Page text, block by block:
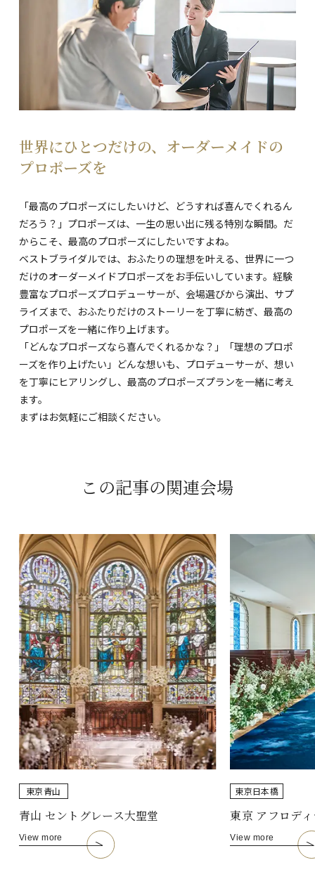
世界にひとつだけの、オーダーメイドの
プロポーズを
「最高のプロポーズにしたいけど、どうすれば喜んでくれるん
だろう？」プロポーズは、一生の思い出に残る特別な瞬間。だ
からこそ、最高のプロポーズにしたいですよね。
ベストブライダルでは、おふたりの理想を叶える、世界に一つ
だけのオーダーメイドプロポーズをお手伝いしています。経験
豊富なプロポーズプロデューサーが、会場選びから演出、サプ
ライズまで、おふたりだけのストーリーを丁寧に紡ぎ、最高の
プロポーズを一緒に作り上げます。
「どんなプロポーズなら喜んでくれるかな？」「理想のプロポ
ーズを作り上げたい」どんな想いも、プロデューサーが、想い
を丁寧にヒアリングし、最高のプロポーズプランを一緒に考え
ます。
まずはお気軽にご相談ください。
この記事の関連会場
東京青山
青山 セントグレース大聖堂
View more
東京日本橋
東京 アフロデ
View more